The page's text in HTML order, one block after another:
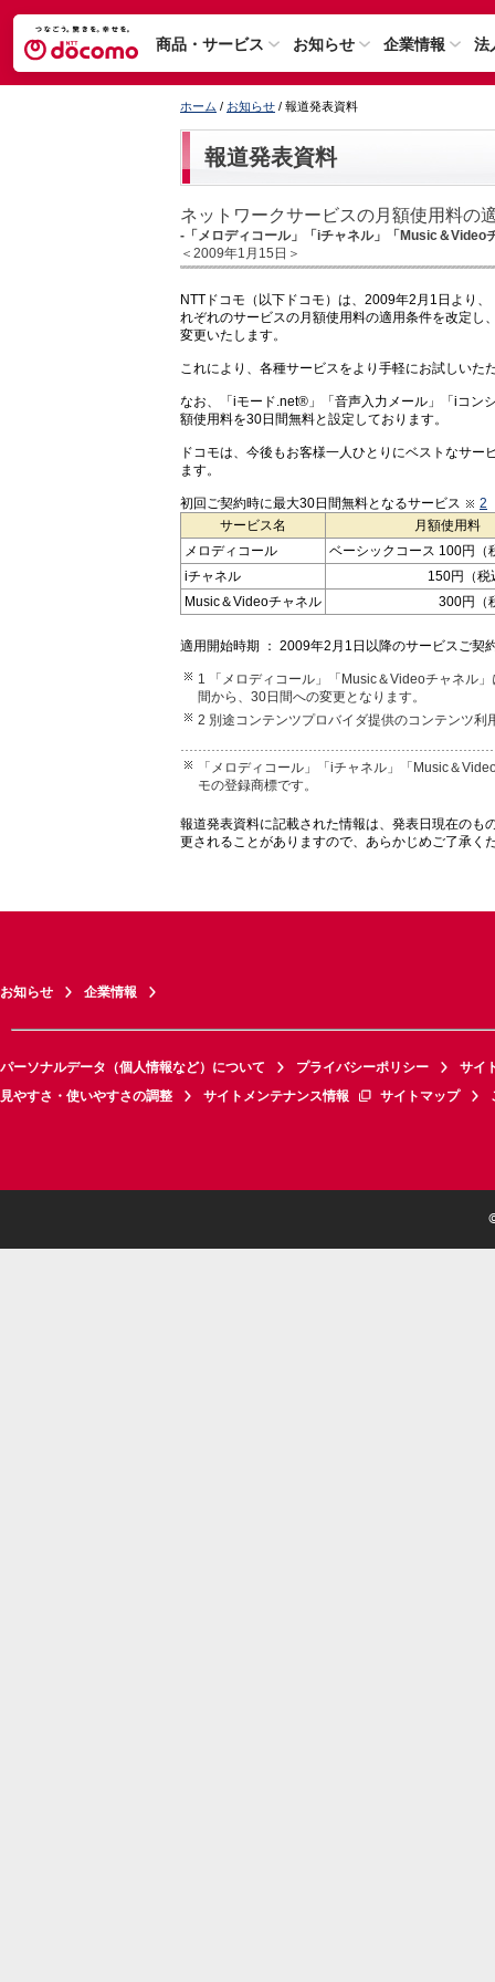
商品・サービス お知らせ 企業情報 法
ホーム / お知らせ / 報道発表資料
報道発表資料
ネットワークサービスの月額使用料の
-「メロディコール」「iチャネル」「Music＆Video
＜2009年1月15日＞
NTTドコモ（以下ドコモ）は、2009年2月1日より
れぞれのサービスの月額使用料の適用条件を改定し
変更いたします。
これにより、各種サービスをより手軽にお試しいた
なお、「iモード.net®」「音声入力メール」「iコン
額使用料を30日間無料と設定しております。
ドコモは、今後もお客様一人ひとりにベストなサ
ます。
初回ご契約時に最大30日間無料となるサービス 2
サービス名
月額使用料
メロディコール
ベーシックコース 100円（
iチャネル
150円（税
Music＆Videoチャネル
300円（
適用開始時期 ： 2009年2月1日以降のサービスご契
1 「メロディコール」「Music＆Videoチャネル
間から、30日間への変更となります。
2 別途コンテンツプロバイダ提供のコンテンツ
「メロディコール」「iチャネル」「Music＆
モの登録商標です。
報道発表資料に記載された情報は、発表日現在のも
更されることがありますので、あらかじめご了承く
お知らせ 企業情報
パーソナルデータ（個人情報など）について プライバシーポリシー
サイ
見やすさ・使いやすさの調整
サイトメンテナンス情報 サイトマップ